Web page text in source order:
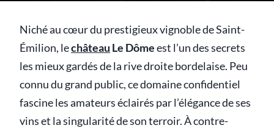
Niché au cœur du prestigieux vignoble de Saint-
Émilion, lechâteau Le Dômeest l’un des secrets
les mieux gardés de la rive droite bordelaise. Peu
connu du grand public, ce domaine confidentiel
fascine les amateurs éclairés par l’élégance de ses
vins et la singularité de son terroir. À contre-